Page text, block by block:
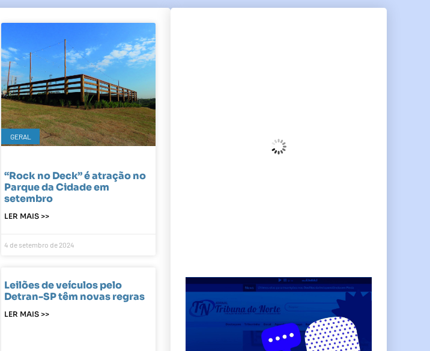
GERAL
“Rock no Deck” é atração no
Parque da Cidade em
setembro
LER MAIS >>
4 de setembro de 2024
Leilões de veículos pelo
Detran-SP têm novas regras
LER MAIS >>
Wind Gust:10 Km/h